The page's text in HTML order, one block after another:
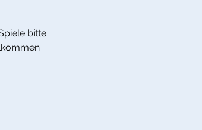
bitte